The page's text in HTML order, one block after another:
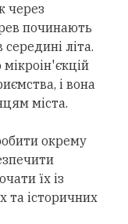
через
починають
літа.
і вона
міста.
окрему
їх із
та історичних